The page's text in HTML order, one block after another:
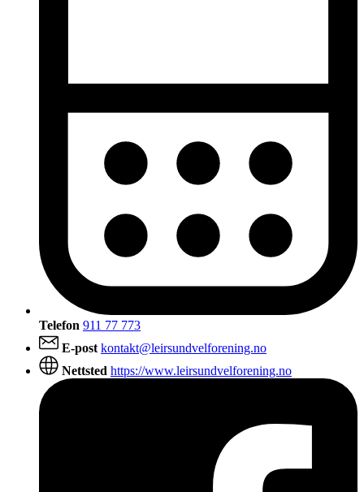
Telefon 911 77 773
E-post kontakt@leirsundvelforening.no
Nettsted https://www.leirsundvelforening.no